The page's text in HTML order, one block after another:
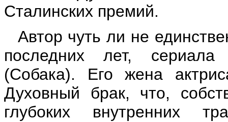
Сталинских премий.
Автор чуть ли не
последних лет, сериала
(Собака). Его жена
Духовный брак, что,
глубоких внутренних